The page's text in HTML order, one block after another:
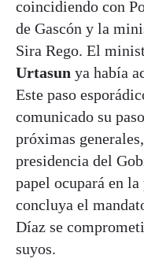
coincidiendo con
de Gascón y la
Sira Rego. El
Urtasun ya había
Este paso
comunicado su
próximas
presidencia del
papel ocupará en
concluya el
Díaz se
suyos.